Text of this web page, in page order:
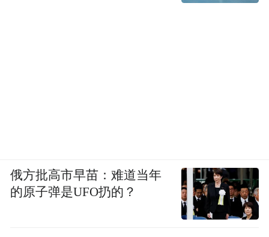
俄方批高市早苗：难道当年
的原子弹是UFO扔的？